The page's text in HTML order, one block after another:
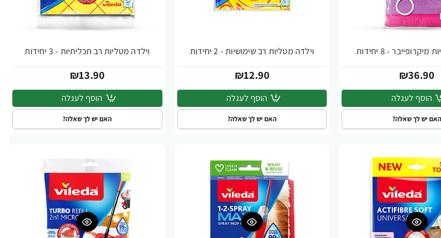
- 8 יחידות
₪36.90
הוסף לעגלה
האם יש לך שאלה?
וילדה מטליות רב שימושיות - 2 יחידות
₪12.90
הוסף לעגלה
האם יש לך שאלה?
וילדה מטליות רב תכליתיות - 3 יחידות
₪13.90
הוסף לעגלה
האם יש לך שאלה?